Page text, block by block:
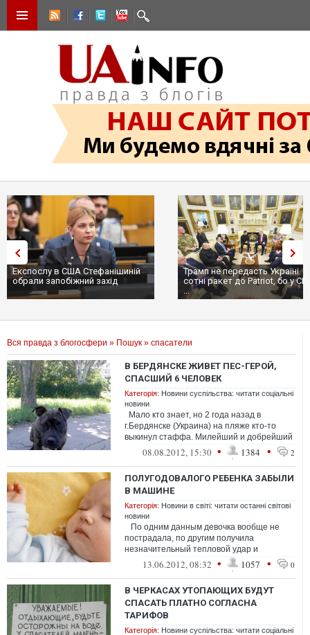
Експослу в США Стефанішиній
обрали запобіжний захід
Трамп не передасть Україні
сотні ракет до Patriot, бо у
...
Вся правда з блогосфери » Пошук » спасатели
В БЕРДЯНСКЕ ЖИВЕТ ПЕС-ГЕРОЙ,
СПАСШИЙ 6 ЧЕЛОВЕК
Категорія: Новини суспільства: читати соціальні
новини
Мало кто знает, но 2 года назад в
г.Бердянске (Украина) на пляже кто-то
выкинул стаффа. Милейший и добрейший
пес.. Его никто не замечал, так о...
08.08.2012, 15:30 • 1384 • 2
ПОЛУГОДОВАЛОГО РЕБЕНКА ЗАБЫЛИ
В МАШИНЕ
Категорія: Новини в світі: читати останні світові
новини
По одним данным девочка вообще не
пострадала, по другим получила
незначительный тепловой удар и
госпитализирована в больницу «Меир».
13.06.2012, 08:32 • 1057 • 0
В ЧЕРКАСАХ УТОПАЮЩИХ БУДУТ
СПАСАТЬ ПЛАТНО СОГЛАСНА
ТАРИФОВ
Категорія: Новини суспільства: читати соціальні